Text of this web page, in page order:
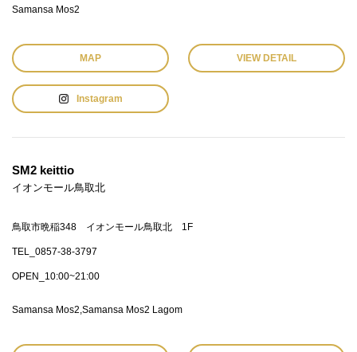
Samansa Mos2
MAP VIEW DETAIL
Instagram
SM2 keittio
イオンモール鳥取北
鳥取市晩稲348 イオンモール鳥取北 1F
TEL_0857-38-3797
OPEN_10:00~21:00
Samansa Mos2 Samansa Mos2 Lagom